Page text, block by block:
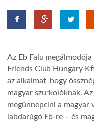
Az Eb Falu
Friends Club Hungary
az alkalmat, hogy
magyar szurkolóknak.
megünnepelni a
labdarúgó Eb-re – és